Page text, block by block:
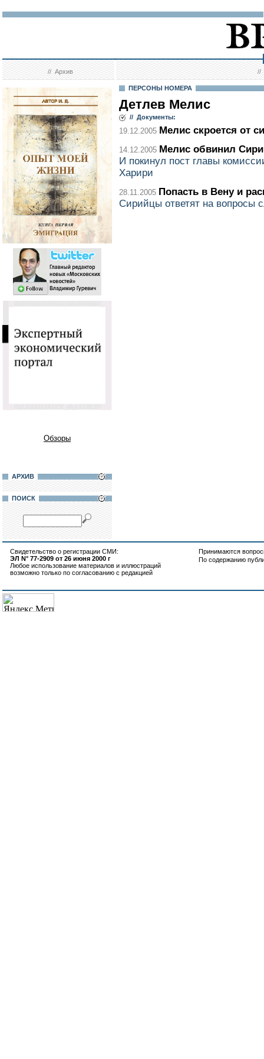
//Архив //
Обзоры
АРХИВ
ПОИСК
ПЕРСОНЫ НОМЕРА
Детлев Мелис
// Документы:
19.12.2005 Мелис скроется от
14.12.2005 Мелис обвинил
И покинул пост главы
Харири
28.11.2005 Попасть в Вену и
Сирийцы ответят на вопросы
Свидетельство о регистрации СМИ:
ЭЛ N° 77-2909 от 26 июня 2000 г
Любое использование материалов и иллюстраций
возможно только по согласованию с редакцией
Принимаются
По содержанию